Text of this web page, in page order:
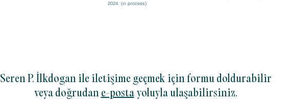
2024. (in process)​
Seren P. İlkdogan ile iletişime geçmek için formu doldurabilir
veya doğrudan e-postayoluyla ulaşabilirsiniz.